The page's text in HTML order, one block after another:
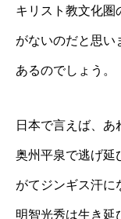
キリスト教文化圏
がないのだと思い
あるのでしょう。
日本で言えば、あ
奥州平泉で逃げ延
がてジンギス汗
明智光秀は生き延